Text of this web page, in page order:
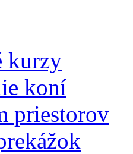
kurzy
koní
priestorov